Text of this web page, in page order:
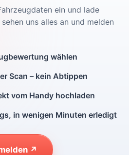
ein und lade
uns alles an und melden
wählen
Scan – kein Abtippen
vom Handy hochladen
in wenigen Minuten erledigt
↗